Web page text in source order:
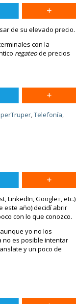
de su elevado precio.
con la
regateode precios
,Telefonía,
LinkedIn, Google+, etc.)
este año) decidí abrir
con lo que conozco.
yo no los
no es posible intentar
y un poco de